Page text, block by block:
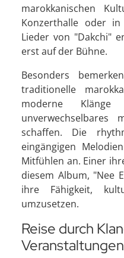
marokkanischen
Konzerthalle oder
Lieder von "Dakchi"
erst auf der Bühne.
Besonders
traditionelle
moderne
unverwechselbares
schaffen. Die
eingängigen
Mitfühlen an. Einer
diesem Album, "Nee
ihre Fähigkeit,
umzusetzen.
Reise durch